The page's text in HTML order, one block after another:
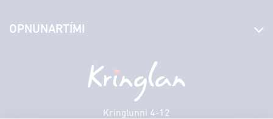
Kringlunni 4-12
Hafðu samband
Persónuverndarstefna
Borgarbókasafn
OPNUNARTÍMI